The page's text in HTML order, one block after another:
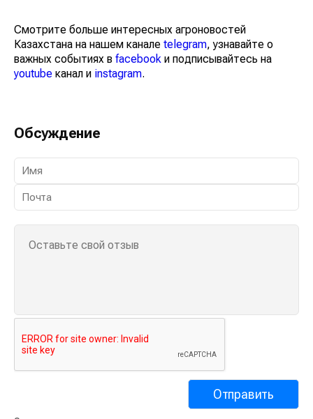
Смотрите больше интересных агроновостей
Казахстана на нашем канале telegram, узнавайте о
важных событиях в facebook и подписывайтесь на
youtube канал и instagram.
Обсуждение